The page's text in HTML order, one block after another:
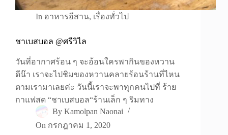
In อาหารอีสาน, เรื่องทั่วไป
ชาเบสบอล @ศรีวิไล
วันที่อากาศร้อน ๆ จะอ้อนใครพากินของหวาน
ดีน๊า เราจะไปชิมของหวานคลายร้อนร้านที่ไหน
ตามเรามาเลยค่ะ วันนี้เราจะพาทุกคนไปที่ ร้าย
กาแฟสด “ชาเบสบอล“ร้านเล็ก ๆ ริมทาง
By Kamolpan Naonai
On กรกฎาคม 1, 2020